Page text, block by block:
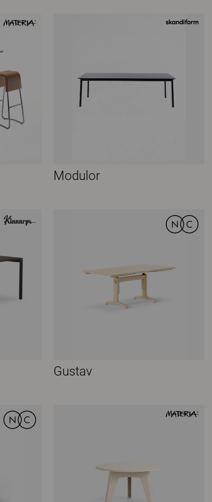
Modulor
Gustav